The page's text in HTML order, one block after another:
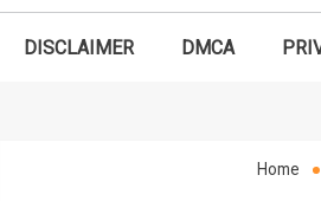
DISCLAIMER DMCA
Home